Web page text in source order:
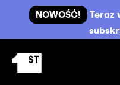
NOWOŚĆ!
Teraz